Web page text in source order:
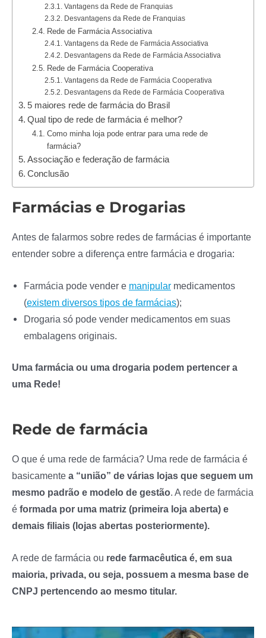
Vantagens da Rede de Franquias
Desvantagens da Rede de Franquias
Rede de Farmácia Associativa
Vantagens da Rede de Farmácia Associativa
Desvantagens da Rede de Farmácia Associativa
Rede de Farmácia Cooperativa
Vantagens da Rede de Farmácia Cooperativa
Desvantagens da Rede de Farmácia Cooperativa
5 maiores rede de farmácia do Brasil
Qual tipo de rede de farmácia é melhor?
Como minha loja pode entrar para uma rede de
farmácia?
Associação e federação de farmácia
Conclusão
Farmácias e Drogarias
Antes de falarmos sobre redes de farmácias é importante
entender sobre a diferença entre farmácia e drogaria:
Farmácia pode vender e manipular medicamentos
(existem diversos tipos de farmácias);
Drogaria só pode vender medicamentos em suas
embalagens originais.
Uma farmácia ou uma drogaria podem pertencer a
uma Rede!
Rede de farmácia
O que é uma rede de farmácia? Uma rede de farmácia é
basicamente a “união” de várias lojas que seguem um
mesmo padrão e modelo de gestão. A rede de farmácia
é formada por uma matriz (primeira loja aberta) e
demais filiais (lojas abertas posteriormente).
A rede de farmácia ou rede farmacêutica é, em sua
maioria, privada, ou seja, possuem a mesma base de
CNPJ pertencendo ao mesmo titular.